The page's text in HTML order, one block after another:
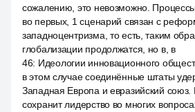
сожалению, это невозможно.
во первых, 1 сценарий связан с
западноцентризма, то есть, таким
глобализации продолжатся, но в, в
46: Идеологии инновационного
в этом случае соединённые штаты
Западная Европа и евразийский союз.
сохранит лидерство во многих